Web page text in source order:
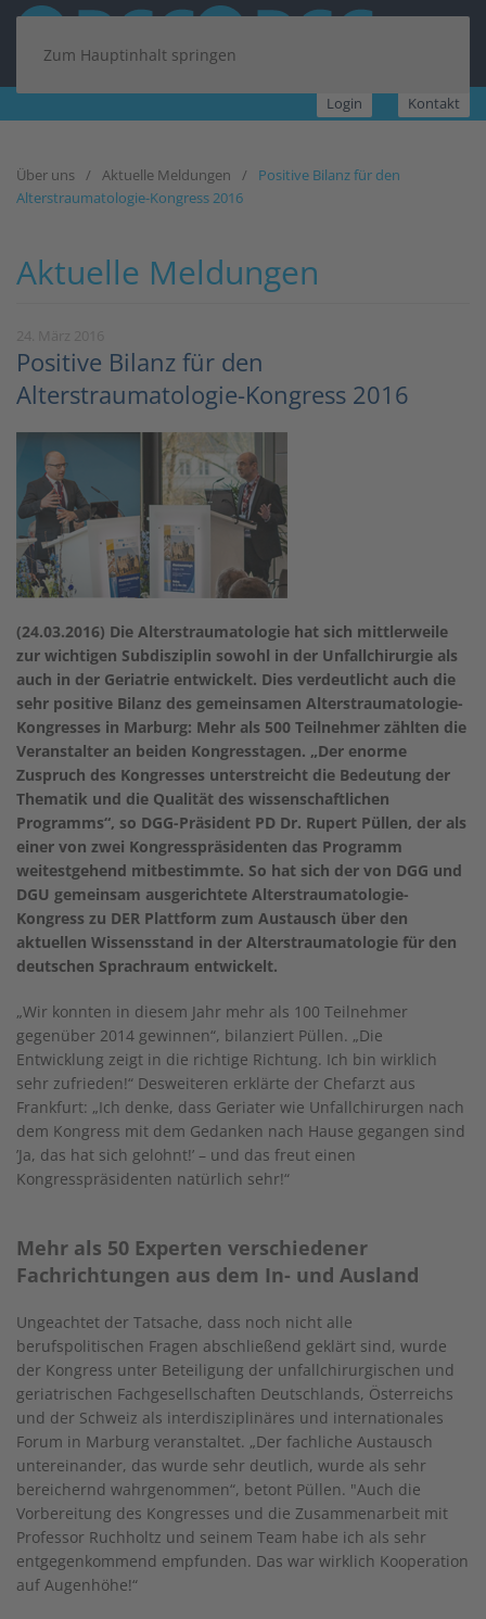
Zum Hauptinhalt springen
Login Kontakt
Über uns Aktuelle Meldungen
Positive Bilanz für den
Alterstraumatologie-Kongress 2016
Aktuelle Meldungen
Positive Bilanz für den
Alterstraumatologie-Kongress 2016
(24.03.2016) Die Alterstraumatologie hat sich mittlerweile
zur wichtigen Subdisziplin sowohl in der Unfallchirurgie als
auch in der Geriatrie entwickelt. Dies verdeutlicht auch die
sehr positive Bilanz des gemeinsamen Alterstraumatologie-
Kongresses in Marburg: Mehr als 500 Teilnehmer zählten die
Veranstalter an beiden Kongresstagen. „Der enorme
Zuspruch des Kongresses unterstreicht die Bedeutung der
Thematik und die Qualität des wissenschaftlichen
Programms“, so DGG-Präsident PD Dr. Rupert Püllen, der als
einer von zwei Kongresspräsidenten das Programm
weitestgehend mitbestimmte. So hat sich der von DGG und
DGU gemeinsam ausgerichtete Alterstraumatologie-
Kongress zu DER Plattform zum Austausch über den
aktuellen Wissensstand in der Alterstraumatologie für den
deutschen Sprachraum entwickelt.
„Wir konnten in diesem Jahr mehr als 100 Teilnehmer
gegenüber 2014 gewinnen“, bilanziert Püllen. „Die
Entwicklung zeigt in die richtige Richtung. Ich bin wirklich
sehr zufrieden!“ Desweiteren erklärte der Chefarzt aus
Frankfurt: „Ich denke, dass Geriater wie Unfallchirurgen nach
dem Kongress mit dem Gedanken nach Hause gegangen sind
’Ja, das hat sich gelohnt!’ – und das freut einen
Kongresspräsidenten natürlich sehr!“
Mehr als 50 Experten verschiedener
Fachrichtungen aus dem In- und Ausland
Ungeachtet der Tatsache, dass noch nicht alle
berufspolitischen Fragen abschließend geklärt sind, wurde
der Kongress unter Beteiligung der unfallchirurgischen und
geriatrischen Fachgesellschaften Deutschlands, Österreichs
und der Schweiz als interdisziplinäres und internationales
Forum in Marburg veranstaltet. „Der fachliche Austausch
untereinander, das wurde sehr deutlich, wurde als sehr
bereichernd wahrgenommen“, betont Püllen. "Auch die
Vorbereitung des Kongresses und die Zusammenarbeit mit
Professor Ruchholtz und seinem Team habe ich als sehr
entgegenkommend empfunden. Das war wirklich Kooperation
auf Augenhöhe!“